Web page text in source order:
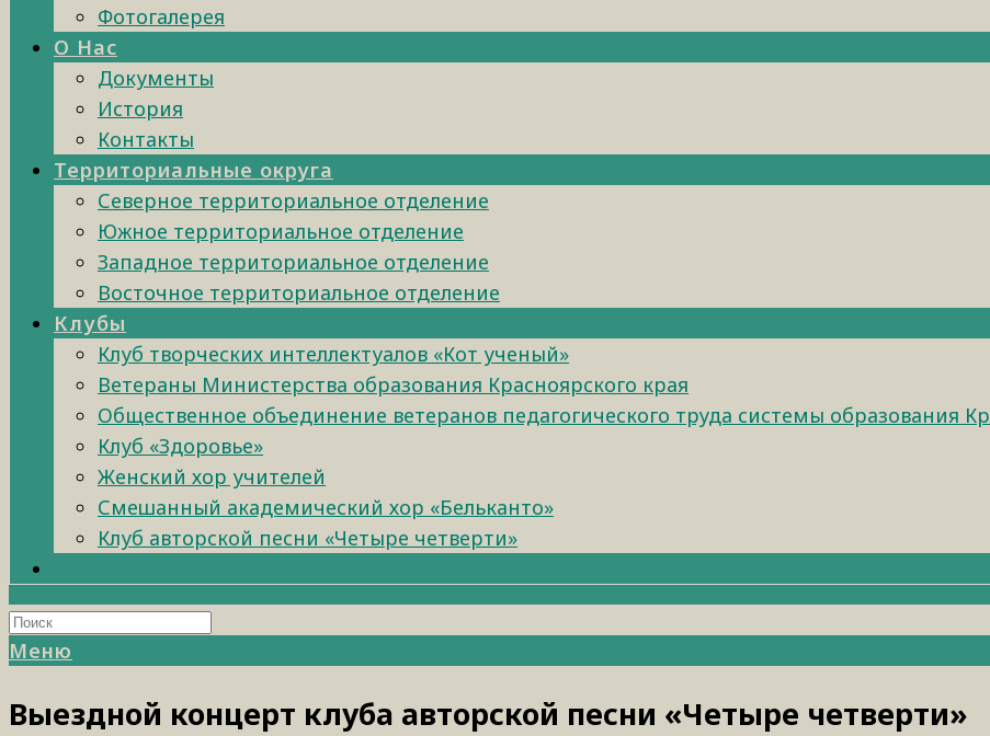
Фотогалерея
О Нас
Документы
История
Контакты
Территориальные округа
Северное территориальное отделение
Южное территориальное отделение
Западное территориальное отделение
Восточное территориальное отделение
Клубы
Клуб творческих интеллектуалов «Кот ученый»
Ветераны Министерства образования Красноярского края
Общественное объединение ветеранов педагогического труда системы образования
Клуб «Здоровье»
Женский хор учителей
Смешанный академический хор «Бельканто»
Клуб авторской песни «Четыре четверти»
Меню
Выездной концерт клуба авторской песни «Четыре четверти»